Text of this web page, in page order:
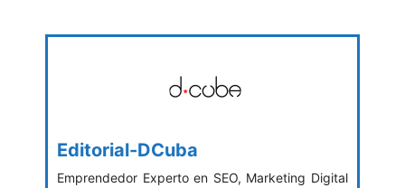
Editorial-DCuba
Emprendedor Experto en SEO, Marketing Digital